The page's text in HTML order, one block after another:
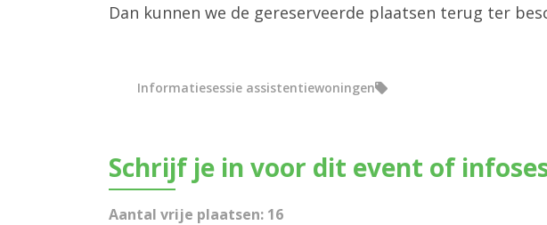
Dan kunnen we de gereserveerde plaatsen terug ter
Informatiesessie assistentiewoningen
Schrijf je in voor dit event of
Aantal vrije plaatsen: 16